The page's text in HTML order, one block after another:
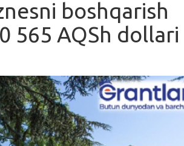
boshqarish
565 AQSh dollari